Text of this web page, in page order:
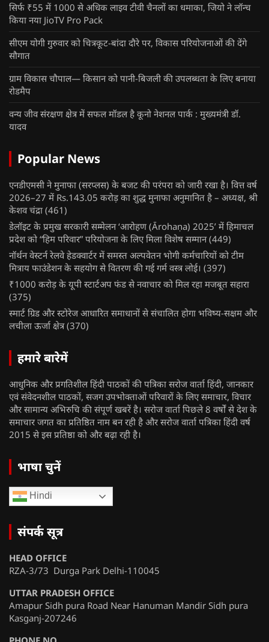
सिर्फ ₹55 में 1000 से अधिक लाइव टीवी चैनलों का धमाका, जियो ने लॉन्च
किया नया JioTV Pro Pack
सीएम योगी गुरुवार को चित्रकूट-बांदा दौरे पर, विकास परियोजनाओं की देंगे
सौगात
ग्राम विकास चौपाल— किसान को पानी-बिजली की उपलब्धता के लिए बनाया
रोडमैप
वन्य जीव संरक्षण क्षेत्र में सफल मॉडल है कूनो नेशनल पार्क : मुख्यमंत्री डॉ.
यादव
Popular News
एनडीएमसी ने मुनाफा (सरप्लस) के बजट की परंपरा को जारी रखा है। वित्त वर्ष
2026–27 में Rs.143.05 करोड़ का शुद्ध मुनाफा अनुमानित है – अध्यक्ष, श्री
केशव चंद्रा (461)
डेलॉइट के प्रमुख सरकारी सम्मेलन ‘आरोहण (Ārohaṇa) 2025’ में हिमाचल
प्रदेश को “हिम परिवार” परियोजना के लिए मिला विशेष सम्मान (449)
नॉर्थन वेस्टर्न रेलवे हेडक्वार्टर में समस्त अल्पवेतन भोगी कर्मचारियों को टीम
मित्राय फाउंडेशन के सहयोग से वितरण की गई गर्म वस्त्र लोई। (397)
₹1000 करोड़ के यूपी स्टार्टअप फंड से नवाचार को मिल रहा मजबूत सहारा
(375)
स्मार्ट ग्रिड और स्टोरेज आधारित समाधानों से संचालित होगा भविष्य-सक्षम और
लचीला ऊर्जा क्षेत्र (370)
हमारे बारेमें
आधुनिक और प्रगतिशील हिंदी पाठकों की पत्रिका सरोज वार्ता हिंदी, जानकार
एवं संवेदनशील पाठकों, सजग उपभोक्ताओं परिवारों के लिए समाचार, विचार
और सामान्य अभिरुचि की संपूर्ण खबरें है। सरोज वार्ता पिछले 8 वर्षों से देश के
समाचार जगत का प्रतिष्ठित नाम बन रही है और सरोज वार्ता पत्रिका हिंदी वर्ष
2015 से इस प्रतिष्ठा को और बढ़ा रही है।
भाषा चुनें
Hindi
संपर्क सूत्र
HEAD OFFICE
RZA-3/73 Durga Park Delhi-110045
UTTAR PRADESH OFFICE
Amapur Sidh pura Road Near Hanuman Mandir Sidh pura
Kasganj-207246